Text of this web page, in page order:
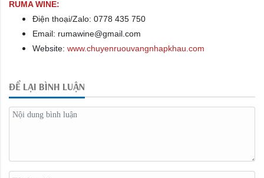
RUMA WINE:
Điện thoại/Zalo: 0778 435 750
Email: rumawine@gmail.com
Website: www.chuyenruouvangnhapkhau.com
ĐỂ LẠI BÌNH LUẬN